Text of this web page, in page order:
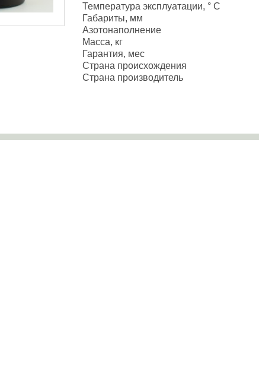
Температура эксплуатации, ° C
Габариты, мм
Азотонаполнение
Масса, кг
Гарантия, мес
Страна происхождения
Страна производитель